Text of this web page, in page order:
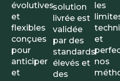
évolutives
et
flexibles
conçues
pour
anticiper
et
solution
livrée est
validée
par des
standards
élevés et
des
les
et
nos